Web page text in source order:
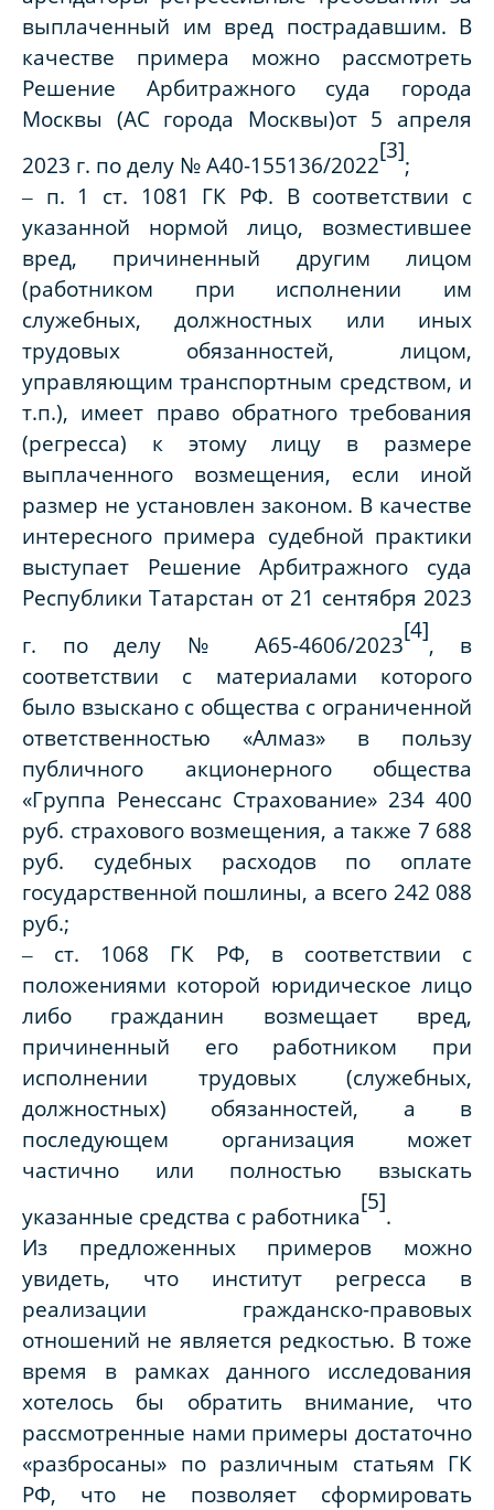
выплаченный им вред пострадавшим. В
качестве примера можно рассмотреть
Решение Арбитражного суда города
Москвы (АС города Москвы)от 5 апреля
2023 г. по делу № А40-155136/2022
[3]
;
‒ п. 1 ст. 1081 ГК РФ. В соответствии с
указанной нормой лицо, возместившее
вред, причиненный другим лицом
(работником при исполнении им
служебных, должностных или иных
трудовых обязанностей, лицом,
управляющим транспортным средством, и
т.п.), имеет право обратного требования
(регресса) к этому лицу в размере
выплаченного возмещения, если иной
размер не установлен законом. В качестве
интересного примера судебной практики
выступает Решение Арбитражного суда
Республики Татарстан от 21 сентября 2023
г. по делу № А65-4606/2023
[4]
, в
соответствии с материалами которого
было взыскано с общества с ограниченной
ответственностью «Алмаз» в пользу
публичного акционерного общества
«Группа Ренессанс Страхование» 234 400
руб. страхового возмещения, а также 7 688
руб. судебных расходов по оплате
государственной пошлины, а всего 242 088
руб.;
‒ ст. 1068 ГК РФ, в соответствии с
положениями которой юридическое лицо
либо гражданин возмещает вред,
причиненный его работником при
исполнении трудовых (служебных,
должностных) обязанностей, а в
последующем организация может
частично или полностью взыскать
указанные средства с работника
[5]
.
Из предложенных примеров можно
увидеть, что институт регресса в
реализации гражданско-правовых
отношений не является редкостью. В тоже
время в рамках данного исследования
хотелось бы обратить внимание, что
рассмотренные нами примеры достаточно
«разбросаны» по различным статьям ГК
РФ, что не позволяет сформировать